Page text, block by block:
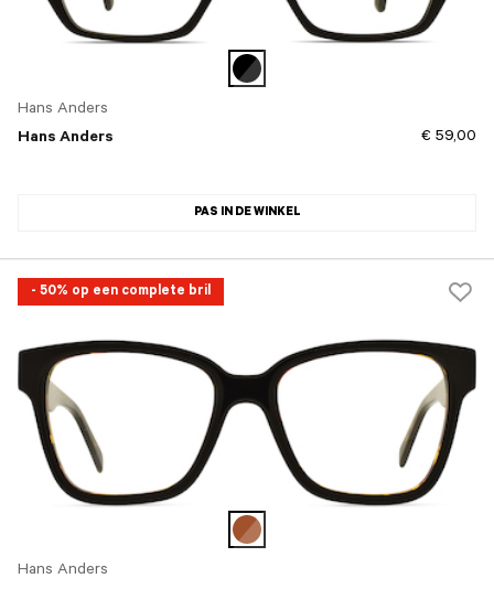
Hans Anders
Hans Anders
€ 59,00
PAS IN DE WINKEL
- 50% op een complete bril
Hans Anders